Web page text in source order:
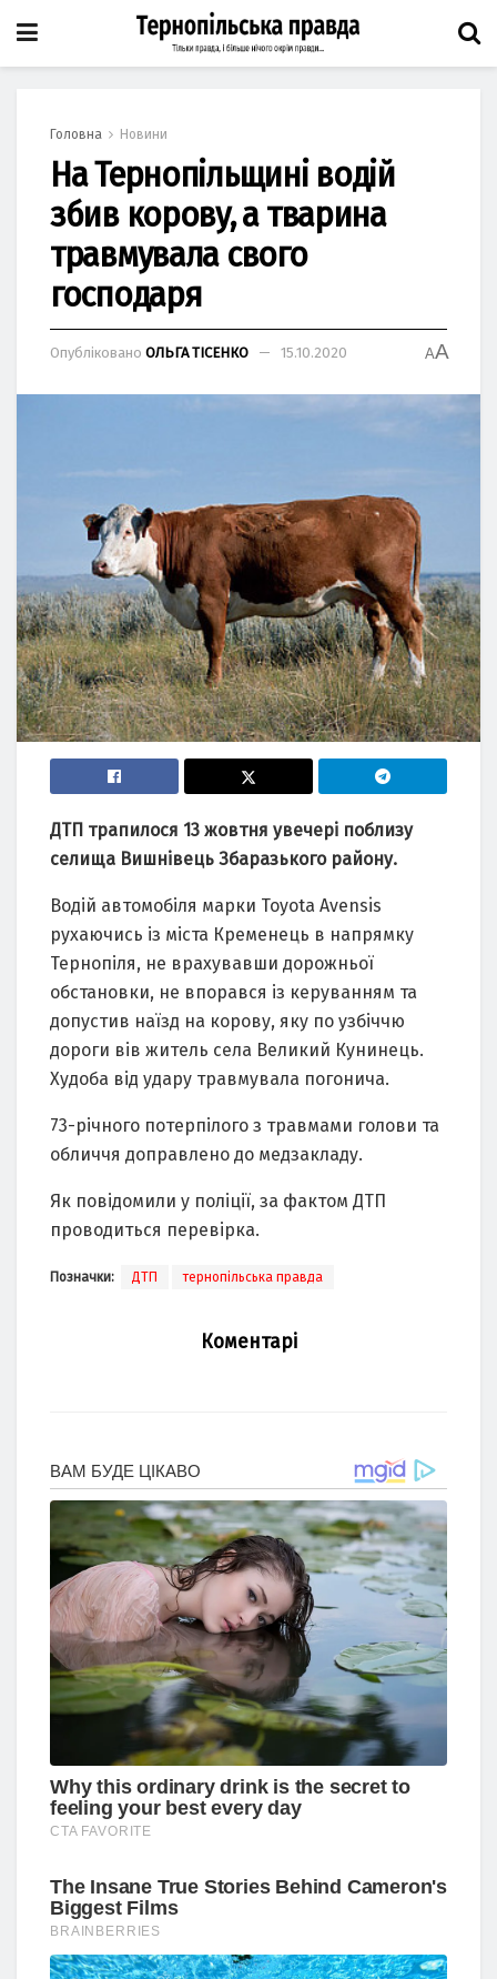
Головна Новини
На Тернопільщині водій
збив корову, а тварина
травмувала свого
господаря
Опубліковано ОЛЬГА ТІСЕНКО 15.10.2020 AA
ДТП трапилося 13 жовтня увечері поблизу
селища Вишнівець Збаразького району.
Водій автомобіля марки Toyota Avensis
рухаючись із міста Кременець в напрямку
Тернопіля, не врахувавши дорожньої
обстановки, не впорався із керуванням та
допустив наїзд на корову, яку по узбіччю
дороги вів житель села Великий Кунинець.
Худоба від удару травмувала погонича.
73-річного потерпілого з травмами голови та
обличчя доправлено до медзакладу.
Як повідомили у поліції, за фактом ДТП
проводиться перевірка.
Позначки: ДТП тернопільська правда
Коментарі